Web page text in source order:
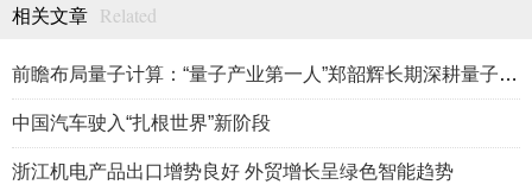
相关文章 Related
前瞻布局量子计算：“量子产业第一人”郑韶辉长期深耕量子产业赛
中国汽车驶入“扎根世界”新阶段
浙江机电产品出口增势良好 外贸增长呈绿色智能趋势